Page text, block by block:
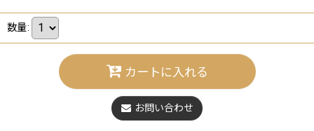
数量:
カートに入れる
お問い合わせ